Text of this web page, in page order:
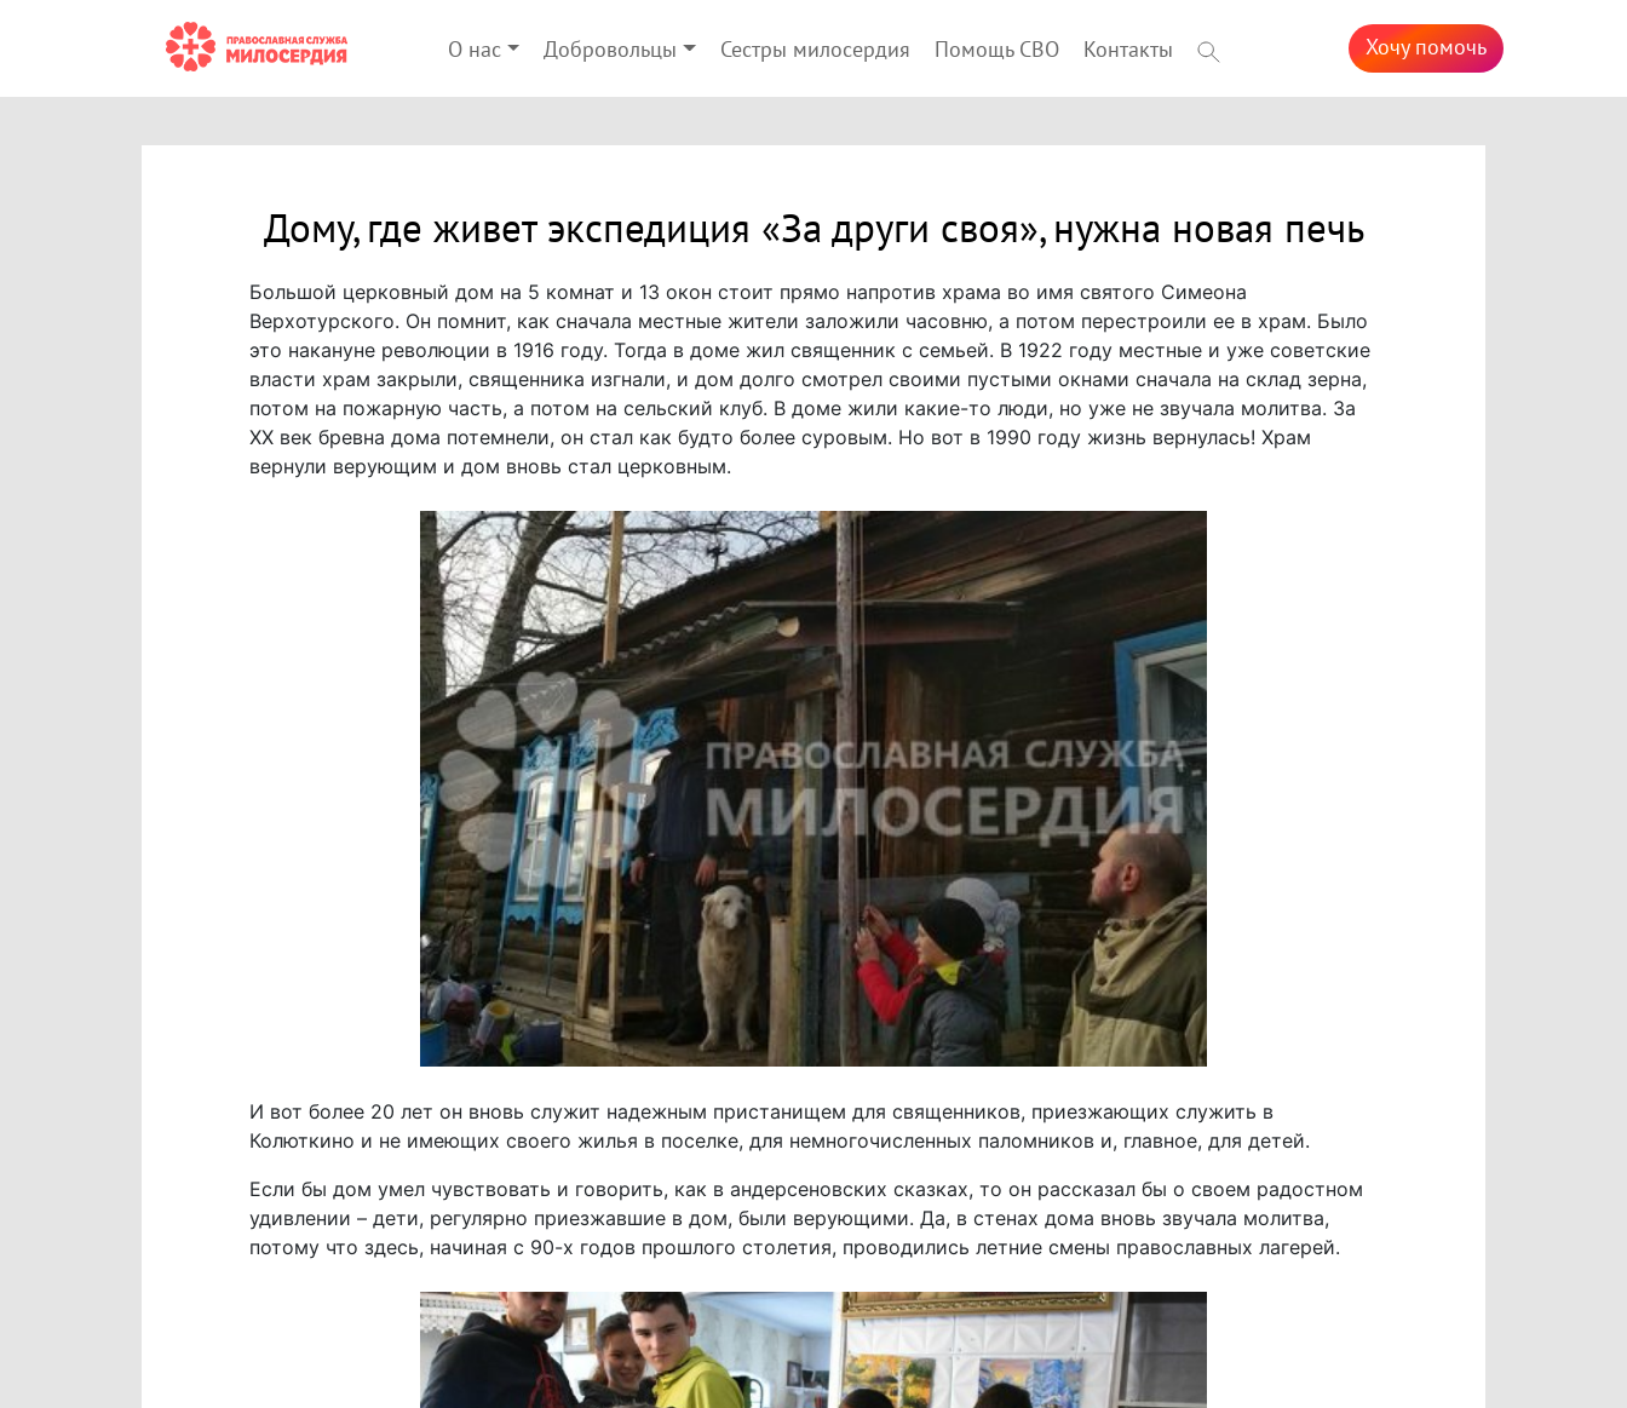
О нас Добровольцы Сестры милосердия Помощь СВО Контакты Хочу помочь
Дому, где живет экспедиция «За други своя», нужна новая печь
Большой церковный дом на 5 комнат и 13 окон стоит прямо напротив храма во имя святого Симеона
Верхотурского. Он помнит, как сначала местные жители заложили часовню, а потом перестроили ее в храм. Было
это накануне революции в 1916 году. Тогда в доме жил священник с семьей. В 1922 году местные и уже советские
власти храм закрыли, священника изгнали, и дом долго смотрел своими пустыми окнами сначала на склад зерна,
потом на пожарную часть, а потом на сельский клуб. В доме жили какие-то люди, но уже не звучала молитва. За
XX век бревна дома потемнели, он стал как будто более суровым. Но вот в 1990 году жизнь вернулась! Храм
вернули верующим и дом вновь стал церковным.
И вот более 20 лет он вновь служит надежным пристанищем для священников, приезжающих служить в
Колюткино и не имеющих своего жилья в поселке, для немногочисленных паломников и, главное, для детей.
Если бы дом умел чувствовать и говорить, как в андерсеновских сказках, то он рассказал бы о своем радостном
удивлении – дети, регулярно приезжавшие в дом, были верующими. Да, в стенах дома вновь звучала молитва,
потому что здесь, начиная с 90-х годов прошлого столетия, проводились летние смены православных лагерей.